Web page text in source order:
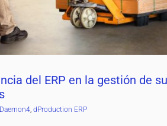
del ERP en la gestión de
Daemon4, dProduction ERP